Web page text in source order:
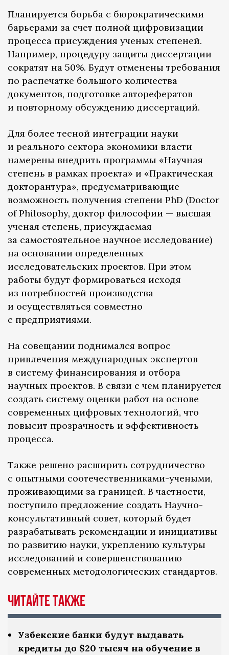
Планируется борьба с бюрократическими
барьерами за счет полной цифровизации
процесса присуждения ученых степеней.
Например, процедуру защиты диссертации
сократят на 50%. Будут отменены требования
по распечатке большого количества
документов, подготовке авторефератов
и повторному обсуждению диссертаций.
Для более тесной интеграции науки
и реального сектора экономики власти
намерены внедрить программы «Научная
степень в рамках проекта» и «Практическая
докторантура», предусматривающие
возможность получения степени PhD (Doctor
of Philosophy, доктор философии — высшая
ученая степень, присуждаемая
за самостоятельное научное исследование)
на основании определенных
исследовательских проектов. При этом
работы будут формироваться исходя
из потребностей производства
и осуществляться совместно
с предприятиями.
На совещании поднимался вопрос
привлечения международных экспертов
в систему финансирования и отбора
научных проектов. В связи с чем планируется
создать систему оценки работ на основе
современных цифровых технологий, что
повысит прозрачность и эффективность
процесса.
Также решено расширить сотрудничество
с опытными соотечественниками-учеными,
проживающими за границей. В частности,
поступило предложение создать Научно-
консультативный совет, который будет
разрабатывать рекомендации и инициативы
по развитию науки, укреплению культуры
исследований и совершенствованию
современных методологических стандартов.
Читайте также
Узбекские банки будут выдавать
кредиты до $20 тысяч на обучение в